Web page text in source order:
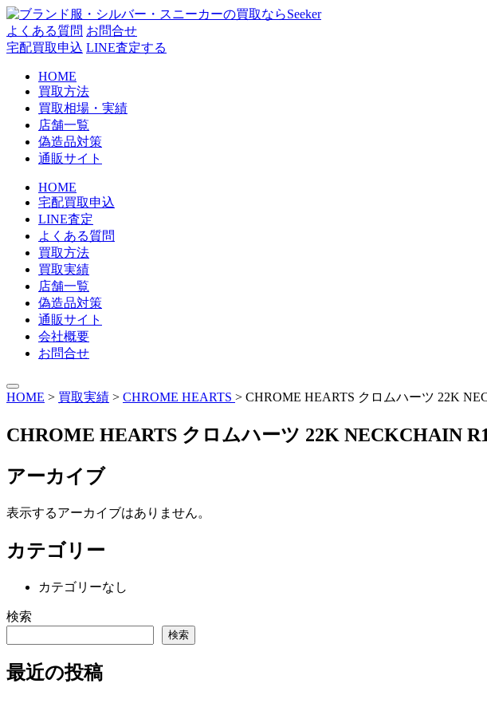
コ
ン
テ
よくある質問 お問合せ
宅配買取申込 LINE査定する
HOME
買取方法
買取相場・実績
店舗一覧
偽造品対策
通販サイト
HOME
宅配買取申込
LINE査定
よくある質問
買取方法
買取実績
店舗一覧
偽造品対策
通販サイト
会社概要
お問合せ
HOME > 買取実績 > CHROME HEARTS > CHROME HEARTS クロムハーツ 22K
CHROME HEARTS クロムハーツ 22K NECKCHAIN
アーカイブ
表示するアーカイブはありません。
カテゴリー
カテゴリーなし
検索
検索
最近の投稿